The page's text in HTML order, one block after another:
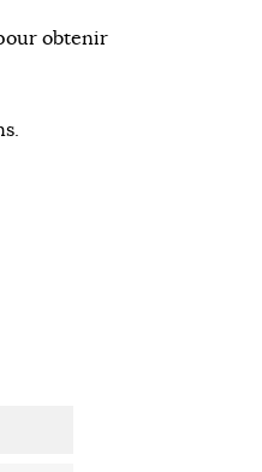
obtenir